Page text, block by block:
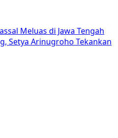
Meluas di Jawa Tengah
Setya Arinugroho Tekankan